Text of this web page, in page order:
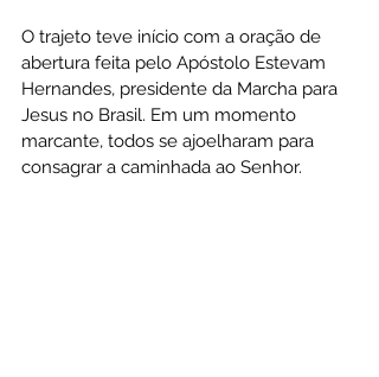
O trajeto teve início com a oração de
abertura feita pelo Apóstolo Estevam
Hernandes, presidente da Marcha para
Jesus no Brasil. Em um momento
marcante, todos se ajoelharam para
consagrar a caminhada ao Senhor.